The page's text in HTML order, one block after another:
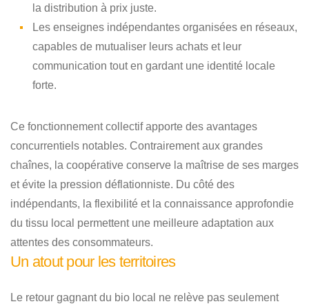
la distribution à prix juste.
Les enseignes indépendantes organisées en réseaux,
capables de mutualiser leurs achats et leur
communication tout en gardant une identité locale
forte.
Ce fonctionnement collectif apporte des avantages
concurrentiels notables. Contrairement aux grandes
chaînes, la coopérative conserve la maîtrise de ses marges
et évite la pression déflationniste. Du côté des
indépendants, la flexibilité et la connaissance approfondie
du tissu local permettent une meilleure adaptation aux
attentes des consommateurs.
Un atout pour les territoires
Le retour gagnant du bio local ne relève pas seulement